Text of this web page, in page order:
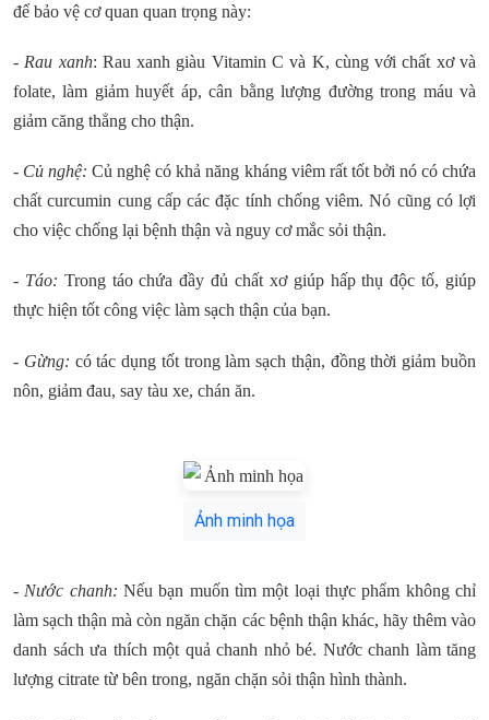
để bảo vệ cơ quan quan trọng này:
- Rau xanh: Rau xanh giàu Vitamin C và K, cùng với chất xơ và
folate, làm giảm huyết áp, cân bằng lượng đường trong máu và
giảm căng thẳng cho thận.
- Củ nghệ: Củ nghệ có khả năng kháng viêm rất tốt bởi nó có chứa
chất curcumin cung cấp các đặc tính chống viêm. Nó cũng có lợi
cho việc chống lại bệnh thận và nguy cơ mắc sỏi thận.
- Táo: Trong táo chứa đầy đủ chất xơ giúp hấp thụ độc tố, giúp
thực hiện tốt công việc làm sạch thận của bạn.
- Gừng: có tác dụng tốt trong làm sạch thận, đồng thời giảm buồn
nôn, giảm đau, say tàu xe, chán ăn.
Ảnh minh họa
- Nước chanh: Nếu bạn muốn tìm một loại thực phẩm không chỉ
làm sạch thận mà còn ngăn chặn các bệnh thận khác, hãy thêm vào
danh sách ưa thích một quả chanh nhỏ bé. Nước chanh làm tăng
lượng citrate từ bên trong, ngăn chặn sỏi thận hình thành.